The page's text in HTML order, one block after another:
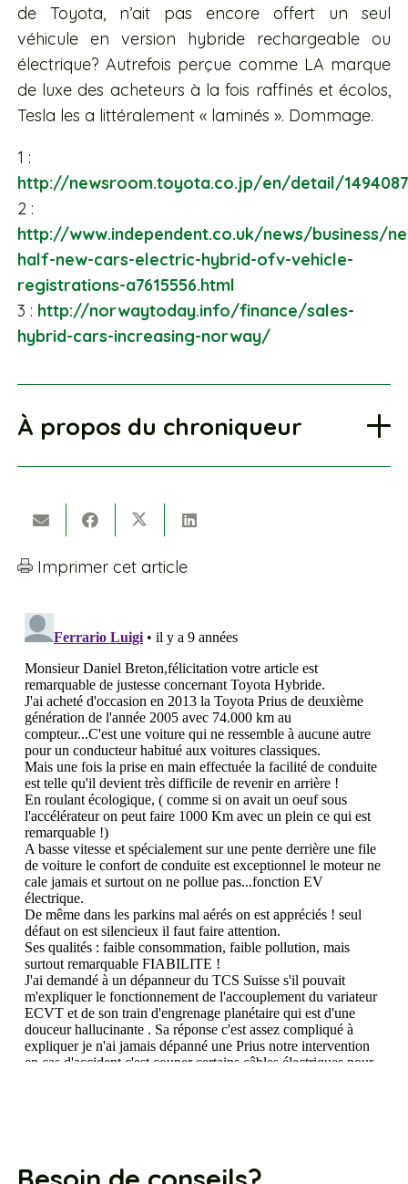
de Toyota, n’ait pas encore offert un seul
véhicule en version hybride rechargeable ou
électrique? Autrefois perçue comme LA marque
de luxe des acheteurs à la fois raffinés et écolos,
Tesla les a littéralement « laminés ». Dommage.
1 :
http://newsroom.toyota.co.jp/en/detail/
2 :
http://www.independent.co.uk/news/business/
half-new-cars-electric-hybrid-ofv-vehicle-
registrations-a7615556.html
3 : http://norwaytoday.info/finance/sales-
hybrid-cars-increasing-norway/
À propos du chroniqueur
Imprimer cet article